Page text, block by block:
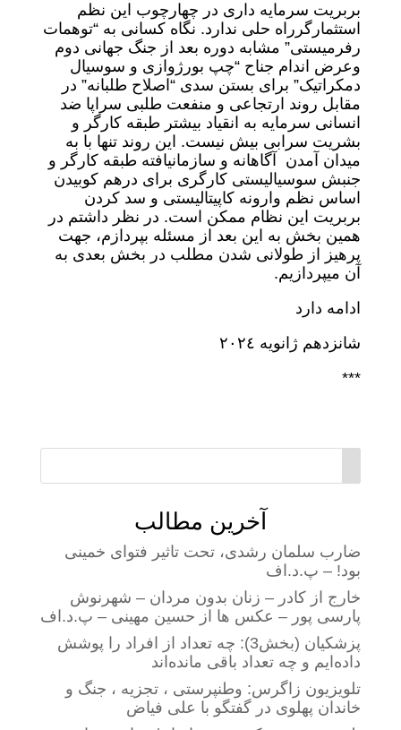
بربریت سرمایه داری در چهارچوب این نظم
استثمارگرراه حلی ندارد. نگاه کسانی به “توهمات
رفرمیستی” مشابه دوره بعد از جنگ جهانی دوم
وعرض اندام جناح “چپ بورژوازی و سوسیال
دمکراتیک” برای بستن سدی “اصلاح طلبانه” در
مقابل روند ارتجاعی و منفعت طلبی سراپا ضد
انسانی سرمایه به انقیاد بیشتر طبقه کارگر و
بشریت سرابی بیش نیست. این روند تنها با به
میدان آمدن آگاهانه و سازمانیافته طبقه کارگر و
جنبش سوسیالیستی کارگری برای درهم کوبیدن
اساس نظم وارونه کاپیتالیستی و سد کردن
بربریت این نظام ممکن است. در نظر داشتم در
همین بخش به این بعد از مسئله بپردازم، جهت
پرهیز از طولانی شدن مطلب در بخش بعدی به
آن میپردازیم.
ادامه دارد
شانزدهم ژانویه ٢٠٢٤
***
آخرین مطالب
ضارب سلمان رشدی، تحت تاثیر فتوای خمینی
بود! – پ.د.اف
خارج از کادر – زنان بدون مردان – شهرنوش
پارسی پور – عکس ها از حسین مهینی – پ.د.اف
پزشکیان (بخش3): چه تعداد از افراد را پوشش
داده‌ایم و چه تعداد باقی مانده‌اند
تلویزیون زاگرس: وطنپرستی ، تجزیه ، جنگ و
خاندان پهلوی در گفتگو با علی فیاض